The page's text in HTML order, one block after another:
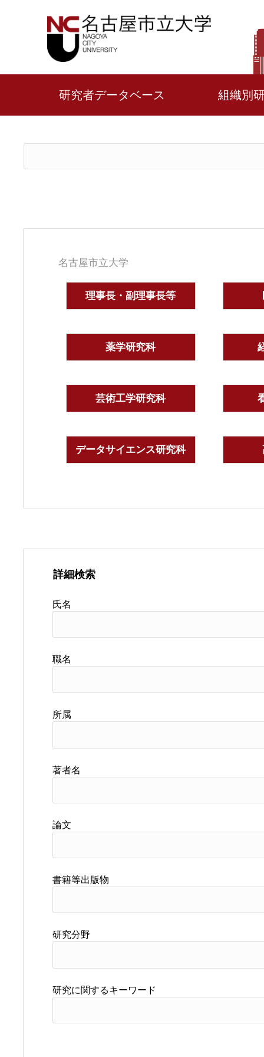
研究者データベース 組織別
名古屋市立大学
理事長・副理事長等
薬学研究科
芸術工学研究科
データサイエンス研究科
詳細検索
氏名
職名
所属
著者名
論文
書籍等出版物
研究分野
研究に関するキーワード